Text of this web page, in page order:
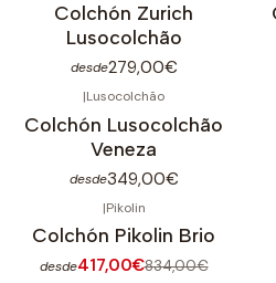
Colchón Zurich
Lusocolchão
desde279,00€
|Lusocolchão
Colchón Lusocolchão
Veneza
desde349,00€
|Pikolin
Colchón Pikolin Brio
desde417,00€834,00€